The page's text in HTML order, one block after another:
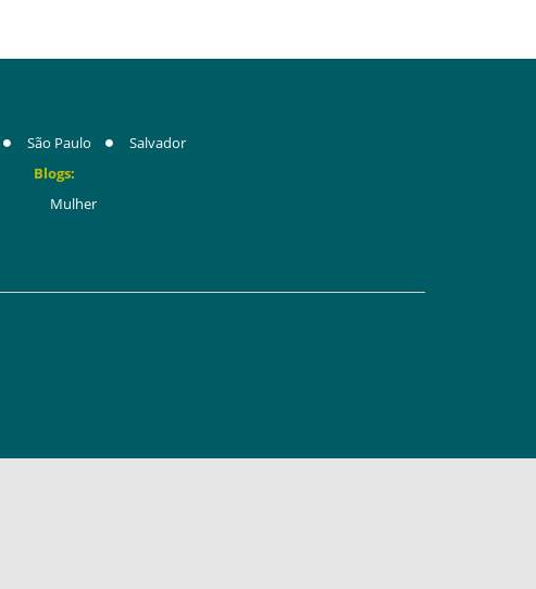
São Paulo
Salvador
Blogs:
Mulher